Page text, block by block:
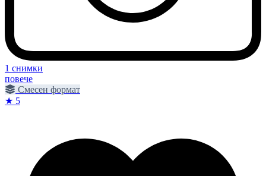
1 снимки
повече
Смесен формат
★ 5